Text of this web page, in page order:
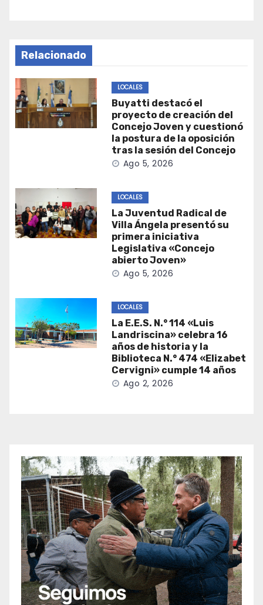
Relacionado
LOCALES
Buyatti destacó el
proyecto de creación del
Concejo Joven y cuestionó
la postura de la oposición
tras la sesión del Concejo
Ago 5, 2026
LOCALES
La Juventud Radical de
Villa Ángela presentó su
primera iniciativa
Legislativa «Concejo
abierto Joven»
Ago 5, 2026
LOCALES
La E.E.S. N.° 114 «Luis
Landriscina» celebra 16
años de historia y la
Biblioteca N.° 474 «Elizabet
Cervigni» cumple 14 años
Ago 2, 2026